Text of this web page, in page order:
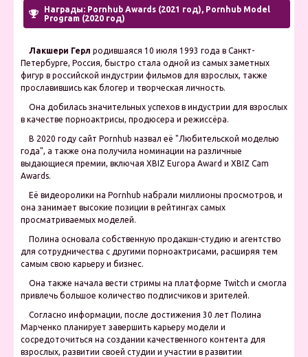
Награды: Pornhub Awards (2021 год), Pornhub Model
Program (2020 год)
Лакшери Герл родившаяся 10 июля 1993 года в Санкт-
Петербурге, Россия, быстро стала одной из самых заметных
фигур в российской индустрии фильмов для взрослых, также
прославившись как блогер и творческая личность.
Она добилась значительных успехов в индустрии для взрослых
в качестве порноактрисы, продюсера и режиссёра.
В 2020 году сайт Pornhub назвал её "Любительской моделью
года", а также она получила номинации на различные
выдающиеся премии, включая XBIZ Europa Award и XBIZ Cam
Awards.
Её видеоролики на Pornhub набрали миллионы просмотров, и
она занимает высокие позиции в рейтингах самых
просматриваемых моделей.
Полина основала собственную продакшн-студию и агентство
для сотрудничества с другими порноактрисами, расширяя тем
самым свою карьеру и бизнес.
Она также начала вести стримы на платформе Twitch и смогла
привлечь большое количество подписчиков и зрителей.
Согласно информации, после достижения 30 лет Полина
Марченко планирует завершить карьеру модели и
сосредоточиться на создании качественного контента для
взрослых, развитии своей студии и участии в развитии